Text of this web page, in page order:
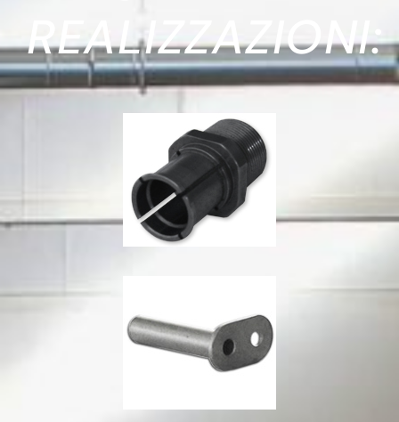
REALIZZAZIONI: